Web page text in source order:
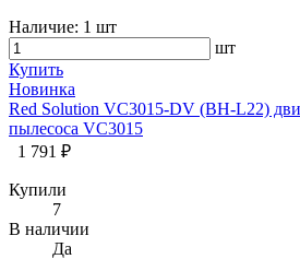
Наличие: 1 шт
шт
Купить
Новинка
Red Solution VC3015-DV (BH-L22)
пылесоса VC3015
1 791 ₽
Купили
7
В наличии
Да